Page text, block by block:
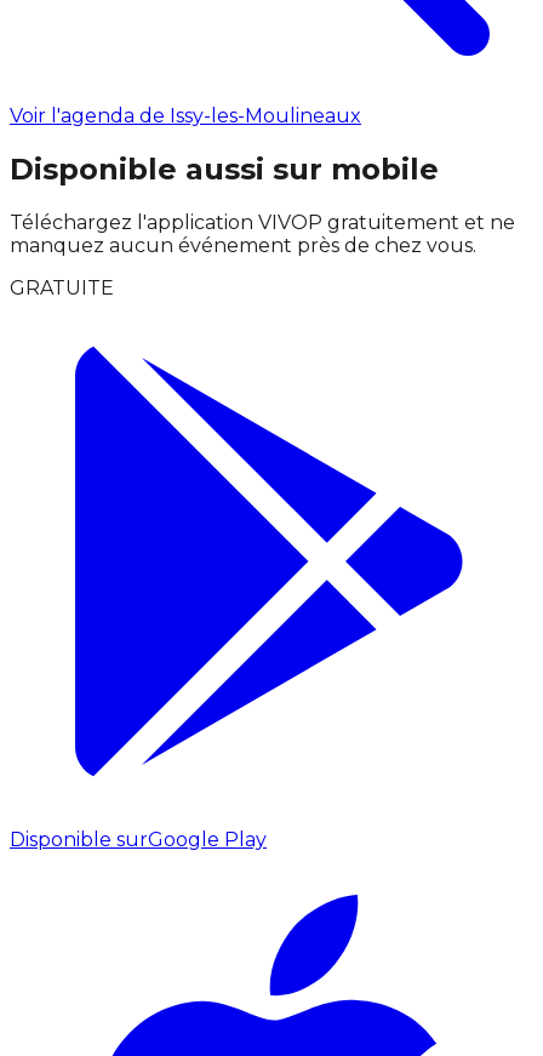
Voir l'agenda de Issy-les-Moulineaux
Disponible aussi sur mobile
Téléchargez l'application VIVOP gratuitement et ne
manquez aucun événement près de chez vous.
GRATUITE
Disponible surGoogle Play